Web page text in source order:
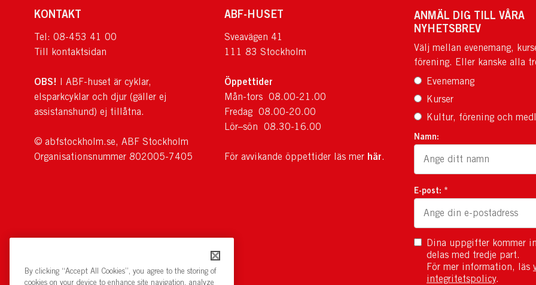
KONTAKT
Tel: 08-453 41 00
Till kontaktsidan
OBS! I ABF-huset är cyklar,
elsparkcyklar och djur (gäller ej
assistanshund) ej tillåtna.
© abfstockholm.se, ABF Stockholm
Organisationsnummer 802005-7405
ABF-HUSET
Sveavägen 41
111 83 Stockholm
Öppettider
Mån-tors 08.00-21.00
Fredag 08.00-20.00
Lör–sön 08.30-16.00
För avvikande öppettider läs mer här.
ANMÄL DIG TILL VÅRA
NYHETSBREV
Välj mellan evenemang,
förening. Eller kanske alla
Evenemang
Kurser
Kultur, förening och
Namn:
E-post: *
Dina uppgifter kommer
delas med tredje part.
För mer information, läs
integritetspolicy.
By clicking “Accept All Cookies”, you agree to the storing of
cookies on your device to enhance site navigation, analyze